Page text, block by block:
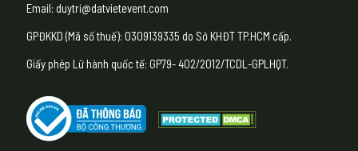
Email: duytri@datvietevent.com
GPĐKKD (Mã số thuế): 0309139335 do Sở KHĐT TP.HCM cấp.
Giấy phép Lữ hành quốc tế: GP79- 402/2012/TCDL-GPLHQT.